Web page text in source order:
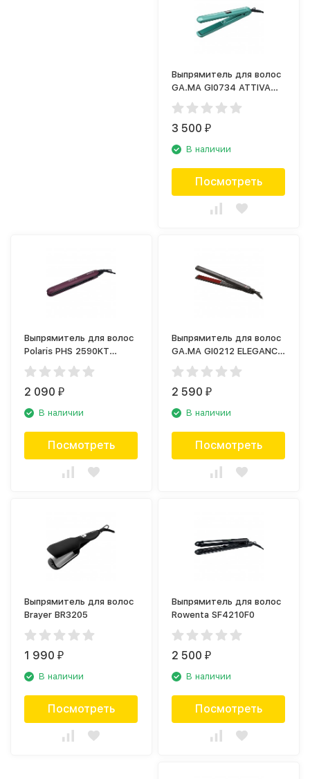
Выпрямитель для волос
GA.MA GI0734 ATTIVA
DIGITAL ION PLUS 3D
3 500₽
В наличии
Посмотреть
Выпрямитель для волос
Polaris PHS 2590KT
Megapolis Collection
2 090₽
В наличии
Посмотреть
Выпрямитель для волос
GA.MA GI0212 ELEGANCE
BELLA - JC
2 590₽
В наличии
Посмотреть
Выпрямитель для волос
Brayer BR3205
1 990₽
В наличии
Посмотреть
Выпрямитель для волос
Rowenta SF4210F0
2 500₽
В наличии
Посмотреть